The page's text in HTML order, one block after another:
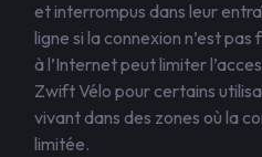
et interrompus dans leur
ligne si la connexion n’est
à l’Internet peut limiter
Zwift Vélo pour certains
vivant dans des zones où la
limitée.